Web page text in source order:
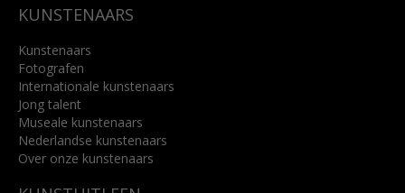
KUNSTENAARS
Kunstenaars
Fotografen
Internationale kunstenaars
Jong talent
Museale kunstenaars
Nederlandse kunstenaars
Over onze kunstenaars